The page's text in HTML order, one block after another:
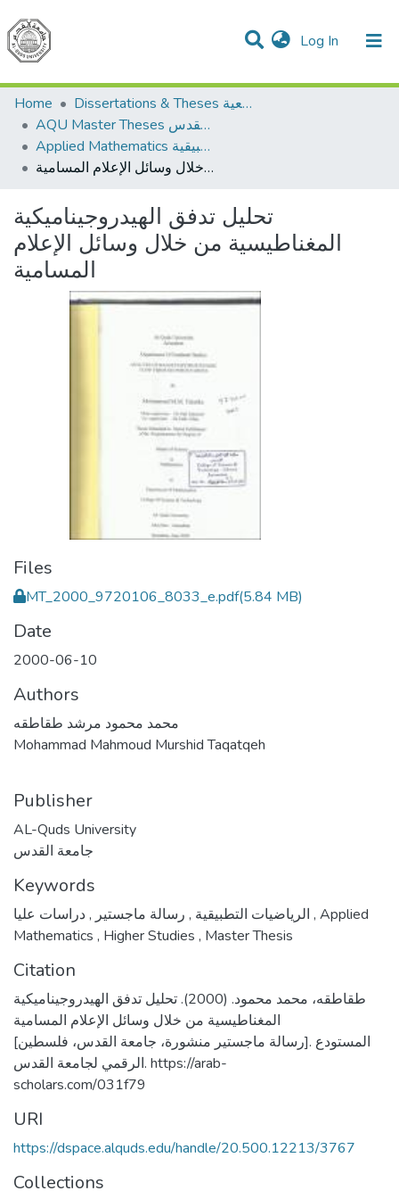
Log In (current)
Communities & Collections
All of DSpace
Home
Dissertations & Theses الرسائل الجامعية
AQU Master Theses الرسائل الجامعية الخاصة بجامعة القدس
Applied Mathematics الرياضيات التطبيقية
تحليل تدفق الهيدروجيناميكية المغناطيسية من خلال وسائل الإعلام المسامية
تحليل تدفق الهيدروجيناميكية
المغناطيسية من خلال وسائل الإعلام
المسامية
Files
MT_2000_9720106_8033_e.pdf(5.84 MB)
Date
2000-06-10
Authors
محمد محمود مرشد طقاطقه
Mohammad Mahmoud Murshid Taqatqeh
Publisher
AL-Quds University
جامعة القدس
Keywords
الرياضيات التطبيقية , رسالة ماجستير , , Applied
Mathematics , Higher Studies , Master Thesis
Citation
طقاطقه، محمد محمود. (2000). تحليل تدفق الهيدروجيناميكية
المغناطيسية من خلال وسائل الإعلام المسامية
[رسالة ماجستير منشورة، جامعة القدس، فلسطين]. المستودع
الرقمي لجامعة القدس. https://arab-
scholars.com/031f79
URI
https://dspace.alquds.edu/handle/20.500.12213/3767
Collections